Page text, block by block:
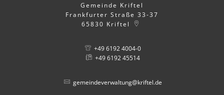
Gemeinde Kriftel
Frankfurter Straße 33-37
65830 Kriftel
+49 6192 4004-0
+49 6192 45514
gemeindeverwaltung@kriftel.de